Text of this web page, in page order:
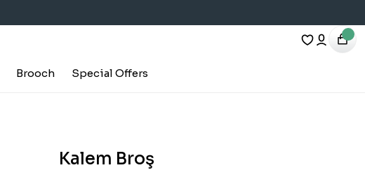
Brooch Special Offers
Kalem Broş